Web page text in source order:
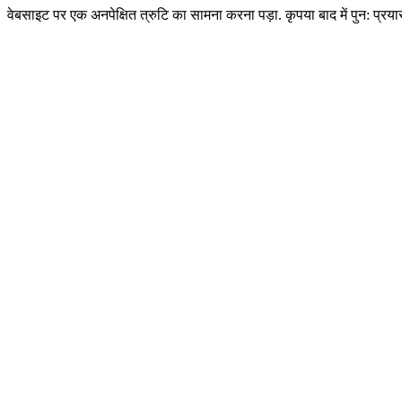
वेबसाइट पर एक अनपेक्षित त्रुटि का सामना करना पड़ा. कृपया बाद में पुन: